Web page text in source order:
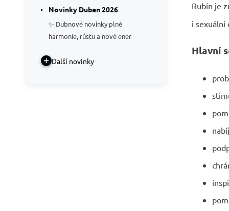
Novinky Duben 2026
✨ Dubnové novinky plné
harmonie, růstu a nové ener
Další novinky
Rubín je
i sexuální
Hlavní